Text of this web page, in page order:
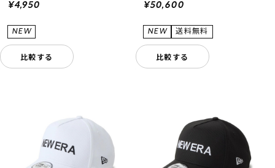
¥4,950
比較する
¥50,600
比較する